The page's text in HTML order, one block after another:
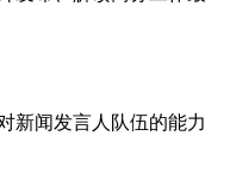
闻发言人队伍的能力